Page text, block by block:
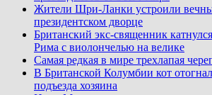
Жители Шри-Ланки устроили
президентском дворце
Британский экс-священник
Рима с виолончелью на велике
Самая редкая в мире трехлапая
В Британской Колумбии кот
подъезда хозяина